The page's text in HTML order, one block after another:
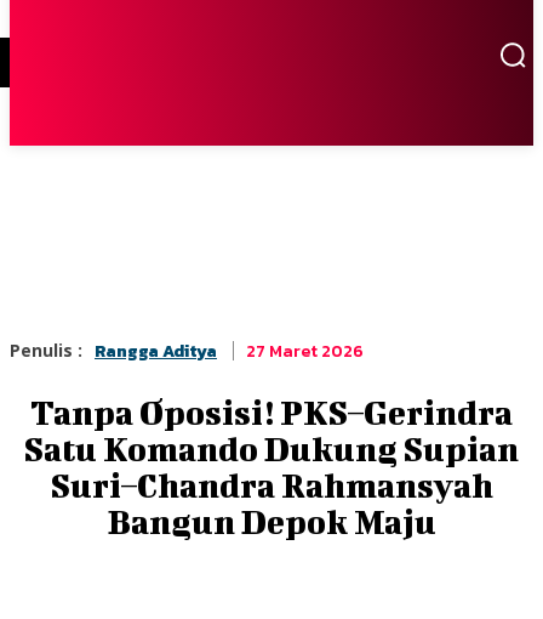
Penulis : Rangga Aditya 27 Maret 2026
Tanpa Oposisi! PKS–Gerindra
Satu Komando Dukung Supian
Suri–Chandra Rahmansyah
Bangun Depok Maju